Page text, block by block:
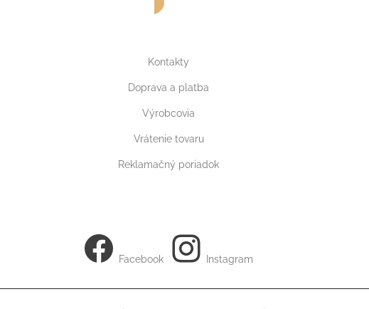
Kontakty
Doprava a platba
Výrobcovia
Vrátenie tovaru
Reklamačný poriadok
Facebook Instagram